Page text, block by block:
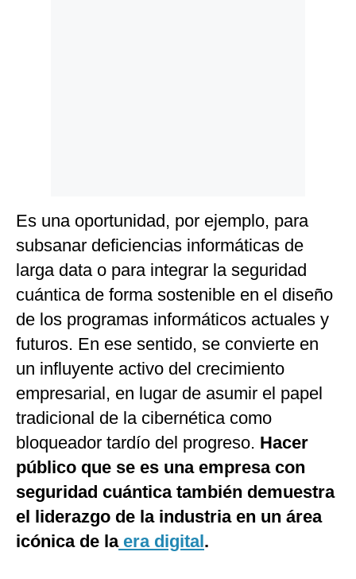
Es una oportunidad, por ejemplo, para
subsanar deficiencias informáticas de
larga data o para integrar la seguridad
cuántica de forma sostenible en el diseño
de los programas informáticos actuales y
futuros. En ese sentido, se convierte en
un influyente activo del crecimiento
empresarial, en lugar de asumir el papel
tradicional de la cibernética como
bloqueador tardío del progreso. Hacer
público que se es una empresa con
seguridad cuántica también demuestra
el liderazgo de la industria en un área
icónica de laera digital.